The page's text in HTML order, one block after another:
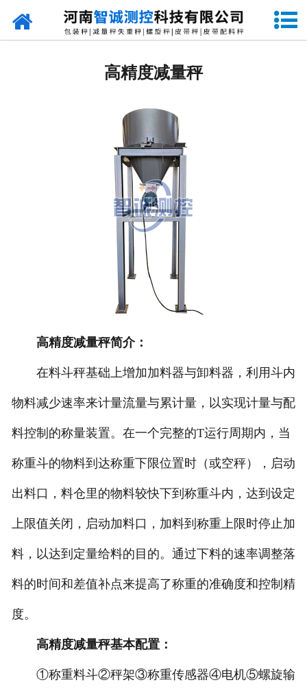
网站首页
DCS-D系列单斗颗粒包装秤
- DCS-SP系列粉粒两用双斗包装秤
- DCS-DP系列粉粒两用单斗包装秤
DCS-L系列粉状包装秤
电子皮带秤
- ICS系列皮带秤
- 序列式皮带秤
电子配料秤
- JCS系列减量秤
电子汽车衡
输送提升设备
高精度减量秤
高精度减量秤简介：
在料斗秤基础上增加加料器与卸料器，利用斗内
物料减少速率来计量流量与累计量，以实现计量与配
料控制的称量装置。在一个完整的T运行周期内，当
称重斗的物料到达称重下限位置时（或空秤），启动
出料口，料仓里的物料较快下到称重斗内，达到设定
上限值关闭，启动加料口，加料到称重上限时停止加
料，以达到定量给料的目的。通过下料的速率调整落
料的时间和差值补点来提高了称重的准确度和控制精
度。
高精度减量秤基本配置：
①称重料斗②秤架③称重传感器④电机⑤螺旋输